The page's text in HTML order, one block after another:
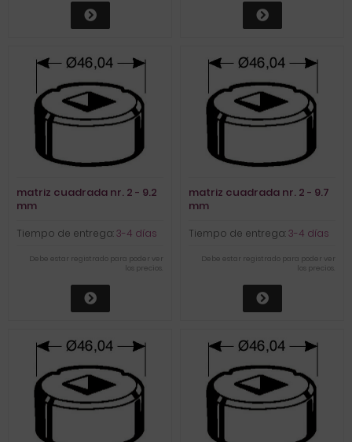
matriz cuadrada nr. 2 - 9.2
mm
Tiempo de entrega:3-4 días
Debe estar registrado para poder ver
los precios.
matriz cuadrada nr. 2 - 9.7
mm
Tiempo de entrega:3-4 días
Debe estar registrado para poder ver
los precios.